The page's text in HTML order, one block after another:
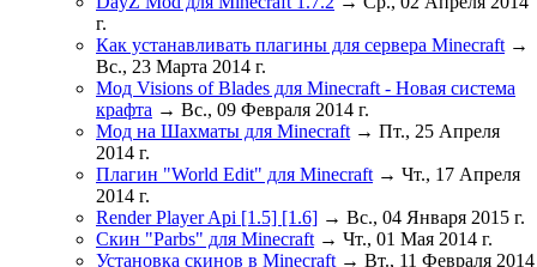
г.
Как устанавливать плагины для сервера Minecraft →
Вс., 23 Марта 2014 г.
Мод Visions of Blades для Minecraft - Новая система
крафта → Вс., 09 Февраля 2014 г.
Мод на Шахматы для Minecraft → Пт., 25 Апреля
2014 г.
Плагин "World Edit" для Minecraft → Чт., 17 Апреля
2014 г.
Render Player Api [1.5] [1.6] → Вс., 04 Января 2015 г.
Скин "Parbs" для Minecraft → Чт., 01 Мая 2014 г.
Установка скинов в Minecraft → Вт., 11 Февраля 2014